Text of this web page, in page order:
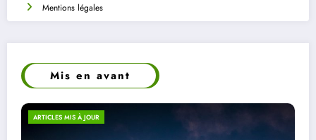
Mentions légales
Mis en avant
ECO-RESPONSABILITÉ